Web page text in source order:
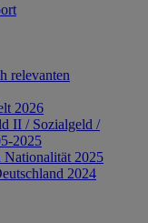
relevanten
2026
II / Sozialgeld /
2025
Nationalität 2025
2024